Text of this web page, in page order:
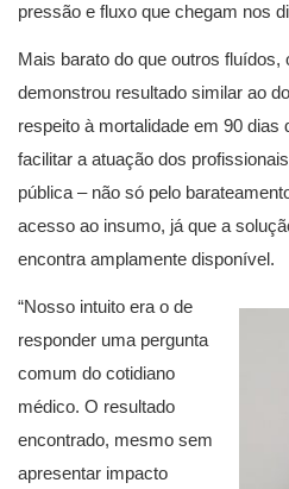
pressão e fluxo que chegam nos
Mais barato do que outros fluídos,
demonstrou resultado similar ao
respeito à mortalidade em 90 dias
facilitar a atuação dos
pública – não só pelo
acesso ao insumo, já que a
encontra amplamente disponível.
“Nosso intuito era o de
responder uma pergunta
comum do cotidiano
médico. O resultado
encontrado, mesmo sem
apresentar impacto